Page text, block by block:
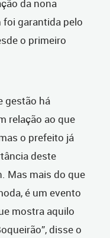
da nona
garantida pelo
o primeiro
gestão há
relação ao que
o prefeito já
deste
Mas mais do que
é um evento
mostra aquilo
disse o